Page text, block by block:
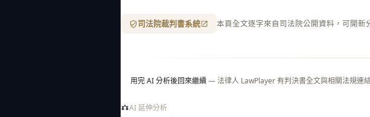
司法院裁判書系統 本頁全文逐字來自司法院公開資料，可開新
用完 AI 分析後回來繼續— 法律人 LawPlayer 有判決書全文與相關法規連
AI 延伸分析